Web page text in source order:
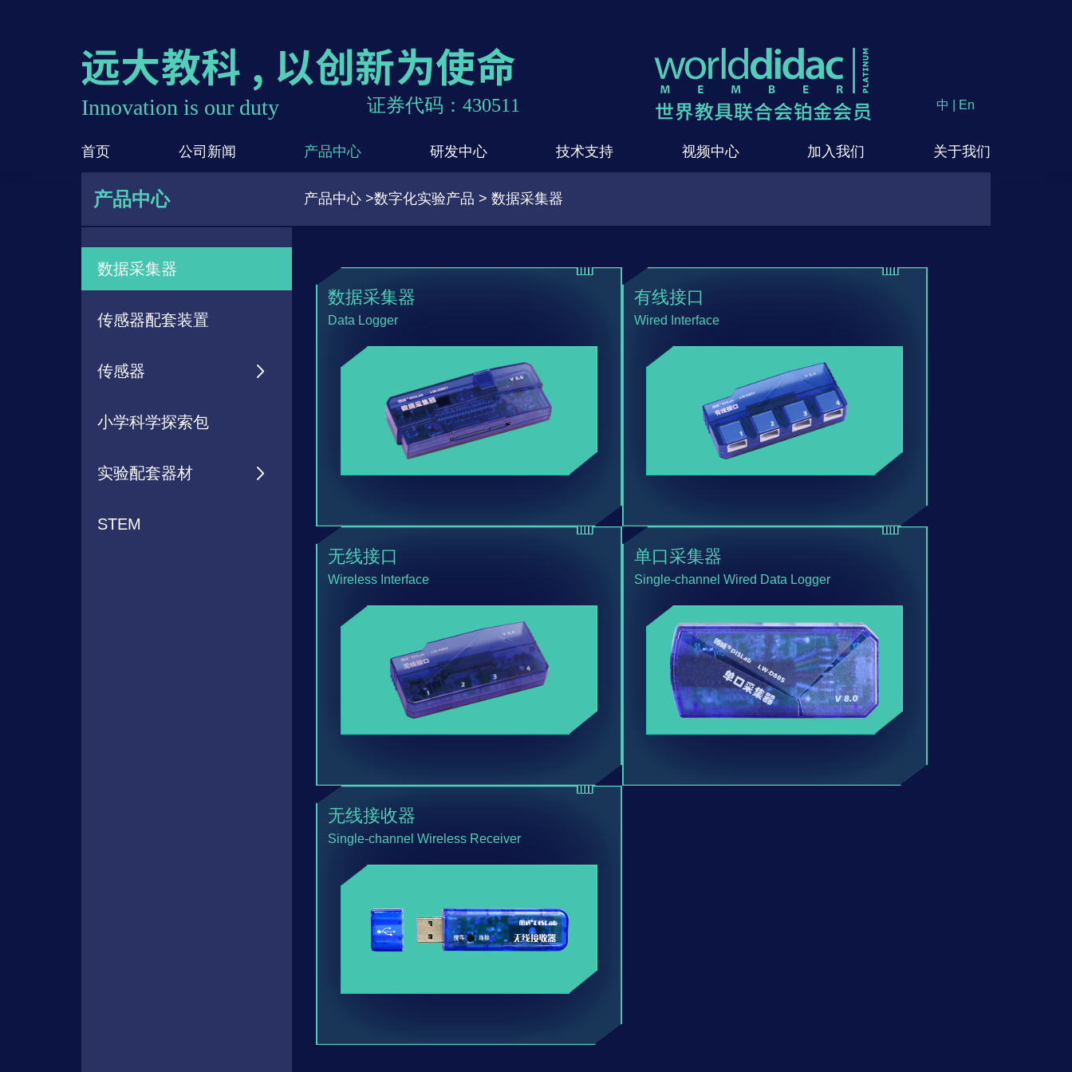
Innovation is our duty 证券代码：430511 中 En
首页 公司新闻 产品中心 研发中心 技术支持 视频中心 加入我们 关于我们
产品中心 产品中心 >数字化实验产品 > 数据采集器
数据采集器
传感器配套装置
传感器
物理传感器
小学科学探索包
实验配套器材
物理实验配套器材
STEM
数据采集器
Data Logger
有线接口
Wired Interface
无线接口
Wireless Interface
单口采集器
Single-channel Wired Data Logger
无线接收器
Single-channel Wireless Receiver